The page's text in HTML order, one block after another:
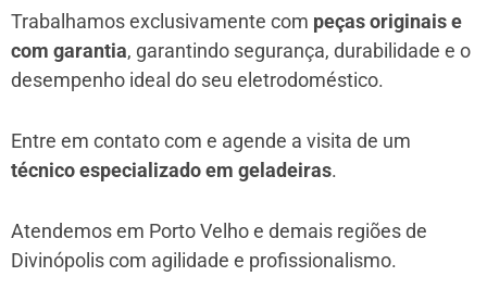
Trabalhamos exclusivamente com peças originais e
com garantia, garantindo segurança, durabilidade e o
desempenho ideal do seu eletrodoméstico.
Entre em contato com e agende a visita de um
técnico especializado em geladeiras.
Atendemos em Porto Velho e demais regiões de
Divinópoliscom agilidade e profissionalismo.